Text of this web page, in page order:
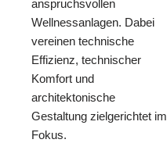
anspruchsvollen
Wellnessanlagen. Dabei
vereinen technische
Effizienz, technischer
Komfort und
architektonische
Gestaltung zielgerichtet im
Fokus.